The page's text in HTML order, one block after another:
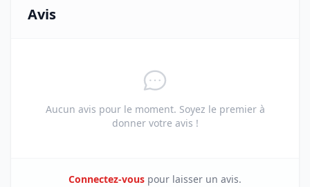
Avis
Aucun avis pour le moment. Soyez le premier à
donner votre avis !
Connectez-vous pour laisser un avis.